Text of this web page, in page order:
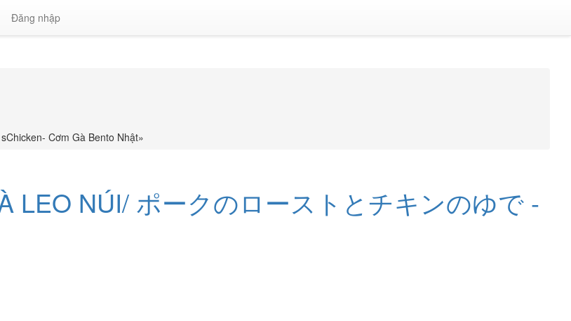
Đăng nhập
Cơm Gà Bento Nhật»
LEO NÚI/ ポークのローストとチキンのゆで -